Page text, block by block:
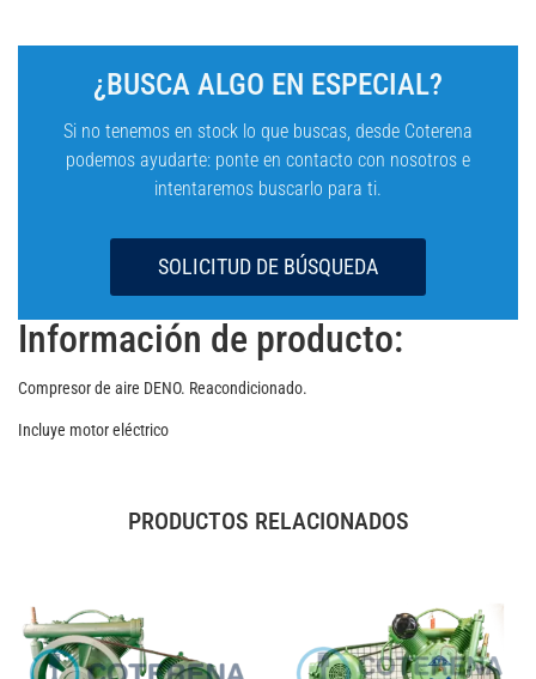
¿BUSCA ALGO EN ESPECIAL?
Si no tenemos en stock lo que buscas, desde Coterena
podemos ayudarte: ponte en contacto con nosotros e
intentaremos buscarlo para ti.
SOLICITUD DE BÚSQUEDA
Información de producto:
Compresor de aire DENO. Reacondicionado.
Incluye motor eléctrico
PRODUCTOS RELACIONADOS